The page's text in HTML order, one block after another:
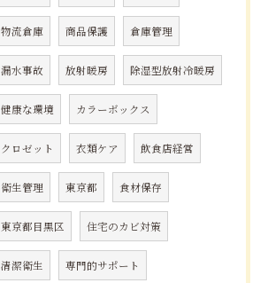
物流倉庫 商品保護 倉庫管理
漏水事故 放射暖房 除湿型放射冷暖房
健康な環境 カラーボックス
クロゼット 衣類ケア 飲食店経営
衛生管理 東京都 食材保存
東京都目黒区 住宅のカビ対策
清潔衛生 専門的サポート